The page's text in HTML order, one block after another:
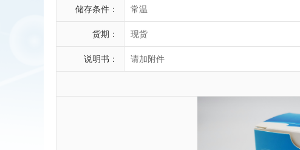
储存条件： 常温
货期： 现货
说明书： 请加附件